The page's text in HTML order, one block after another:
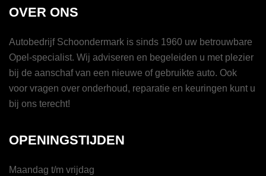
OVER ONS
Autobedrijf Schoondermark is sinds 1960 uw betrouwbare
Opel-specialist. Wij adviseren en begeleiden u met plezier
bij de aanschaf van een nieuwe of gebruikte auto. Ook
voor vragen over onderhoud, reparatie en keuringen kunt u
bij ons terecht!
OPENINGSTIJDEN
Maandag t/m vrijdag